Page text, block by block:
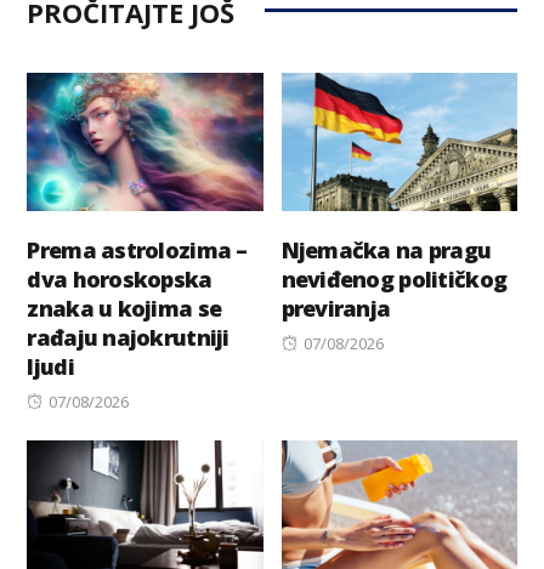
PROČITAJTE JOŠ
Prema astrolozima –
dva horoskopska
znaka u kojima se
rađaju najokrutniji
ljudi
Posted
07/08/2026
Njemačka na pragu
neviđenog političkog
previranja
Posted
07/08/2026